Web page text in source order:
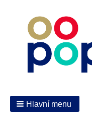
Hlavní menu